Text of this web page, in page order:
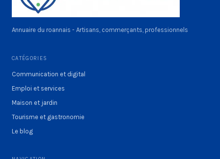
Annuaire du roannais - Artisans, commerçants, professionnels
CATÉGORIES
Communication et digital
Emploi et services
Maison et jardin
Tourisme et gastronomie
Le blog